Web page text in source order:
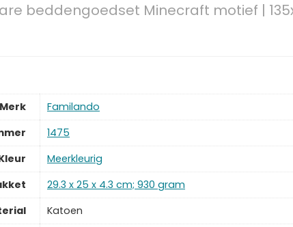
beddengoedset Minecraft motief |
Merk
‎Familando
‎1475
‎Meerkleurig
‎29.3 x 25 x 4.3 cm; 930 gram
‎Katoen